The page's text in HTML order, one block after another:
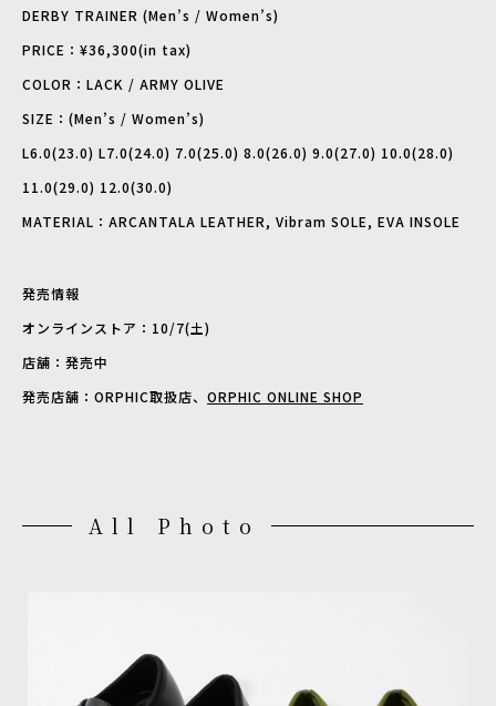
DERBY TRAINER (Men’s / Women’s)
PRICE：¥36,300(in tax)
COLOR：LACK / ARMY OLIVE
SIZE：(Men’s / Women’s)
L6.0(23.0) L7.0(24.0) 7.0(25.0) 8.0(26.0) 9.0(27.0) 10.0(28.0)
11.0(29.0) 12.0(30.0)
MATERIAL：ARCANTALA LEATHER, Vibram SOLE, EVA INSOLE
発売情報
オンラインストア：10/7(土)
店舗：発売中
発売店舗：ORPHIC取扱店、 ORPHIC ONLINE SHOP
All Photo